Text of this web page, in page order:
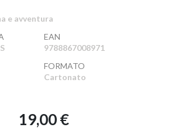
e avventura
EAN
9788867008971
FORMATO
Cartonato
19,00 €